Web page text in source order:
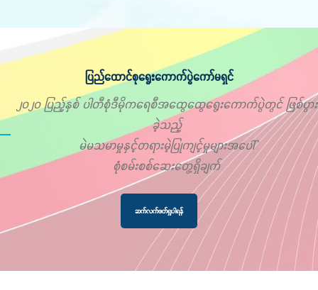
ပြည်ထောင်စုရွေးကောက်ပွဲကော်မရှင်
၂၀၂၀ ပြည့်နှစ် ပါတီစုံဒီမိုကရေစီအထွေထွေရွေးကောက်ပွဲတွင် ဖြစ်ပွား
ခဲ့သည့်
မဲမသမာမှုနှင့်တရားမဲ့ပြုကျင့်မှုများအပေါ်
စုံစမ်းစစ်ဆေးတွေ့ရှိချက်
ဆက်လက်ဖတ်ရှုပါရန်